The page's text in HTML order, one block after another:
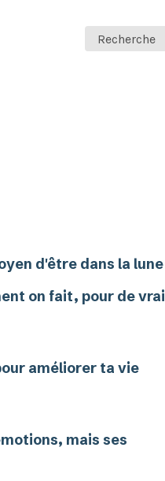
Recherche
d'être dans la lune
on fait, pour de vrai
améliorer ta vie
mais ses